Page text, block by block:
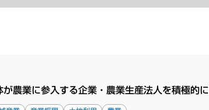
が農業に参入する企業・農業生産法人を積極的